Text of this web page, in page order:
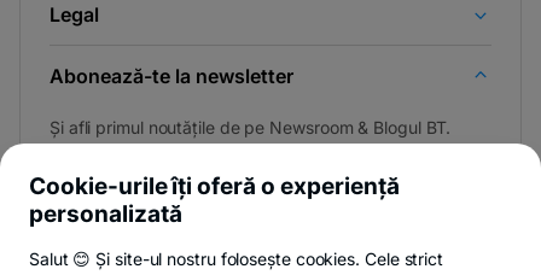
Legal
Abonează-te la newsletter
Și afli primul noutățile de pe Newsroom & Blogul BT.
Cookie-urile îți oferă o experiență
personalizată
Salut 😊 Și site-ul nostru folosește cookies. Cele strict